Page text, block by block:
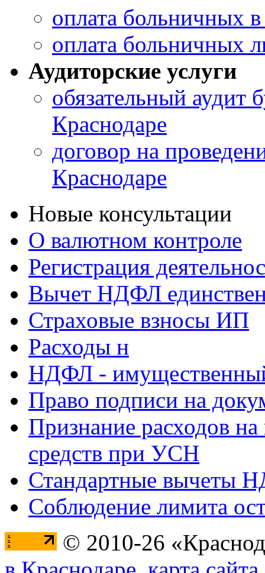
оплата больничных
оплата больничных
Аудиторские услуги
обязательный аудит
Краснодаре
договор на
Краснодаре
Новые консультации
О валютном контроле
Регистрация
Вычет НДФЛ
Страховые взносы ИП
Расходы н
НДФЛ -
Право подписи на
Признание расходов
средств при УСН
Стандартные вычеты
Соблюдение лимита
© 2010-26